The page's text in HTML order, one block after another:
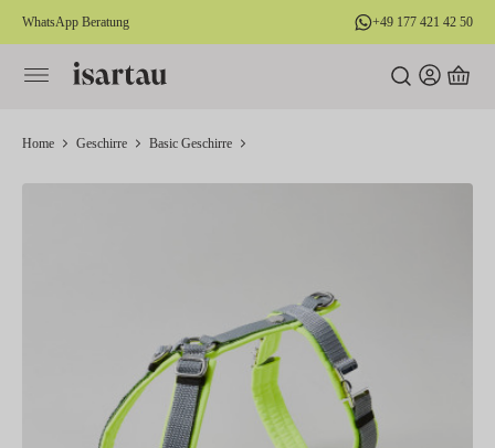
springen
WhatsApp Beratung +49 177 421 42 50
Home Geschirre Basic Geschirre